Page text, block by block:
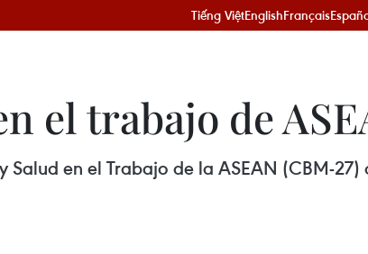
Tiếng ViệtEnglishFrançais
el trabajo de
en el Trabajo de la ASEAN (CBM-27)